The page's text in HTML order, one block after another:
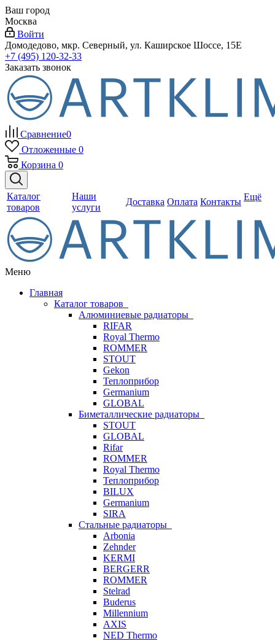
Ваш город
Москва
Войти
Домодедово, мкр. Северный, ул. Каширское Шоссе, 15Е
+7 (495) 120-32-33
Заказать звонок
Сравнение0
Отложенные 0
Корзина 0
Каталог
товаров
Наши
услуги
Доставка Оплата Контакты Ещё
Меню
Главная
Каталог товаров
Алюминиевые радиаторы
RIFAR
Royal Thermo
ROMMER
STOUT
Gekon
Теплоприбор
Germanium
GLOBAL
Биметаллические радиаторы
STOUT
GLOBAL
Rifar
ROMMER
Royal Thermo
Теплоприбор
BILUX
Germanium
SIRA
Стальные радиаторы
Arbonia
Zehnder
KERMI
BERGERR
ROMMER
Stelrad
Buderus
Millennium
AXIS
NED Thermo